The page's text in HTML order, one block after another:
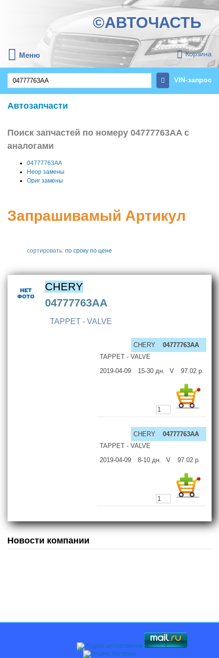
©АВТОЧАСТЬ
Меню Корзина
VIN-запрос
Автозапчасти
Поиск запчастей по номеру 04777763AA с
аналогами
04777763AA
Неор замены
Ориг замены
Запрашивамый Артикул
сортировать: по сроку по цене
CHERY
04777763AA
TAPPET - VALVE
CHERY
04777763AA
TAPPET - VALVE
2019-04-09
15-30 дн. V 97.02 р.
CHERY
04777763AA
TAPPET - VALVE
2019-04-09
8-10 дн. V 97.02 р.
Новости компании